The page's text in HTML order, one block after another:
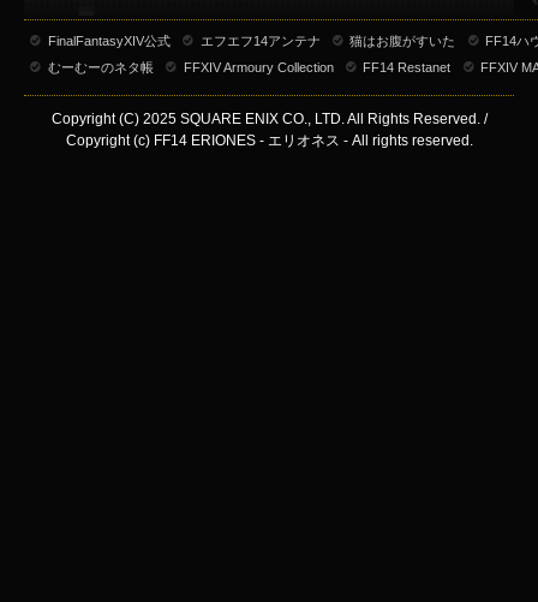
FinalFantasyXIV公式 エフエフ14アンテナ 猫はお腹がすいた
FF14ハ
むーむーのネタ帳
FFXIV Armoury Collection FF14 Restanet FFXIV
Copyright (C) 2025 SQUARE ENIX CO., LTD. All Rights Reserved. /
Copyright (c) FF14 ERIONES - エリオネス - All rights reserved.